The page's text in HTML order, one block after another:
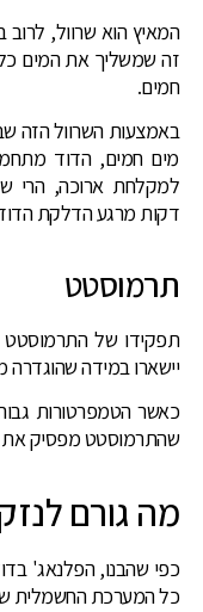
המאיץ הוא שרוול,
זה שמשליך את המים
חמים.
באמצעות השרוול הזה
מים חמים, הדוד
למקלחת ארוכה, הרי
דקות מרגע הדלקת
תרמוסטט
תפקידו של התרמוסטט
יישארו במידה שהוגדרה
שהתרמוסטט מפסיק את
מה גורם
כפי שהבנו, הפלנאג'
כל המערכת החשמלית